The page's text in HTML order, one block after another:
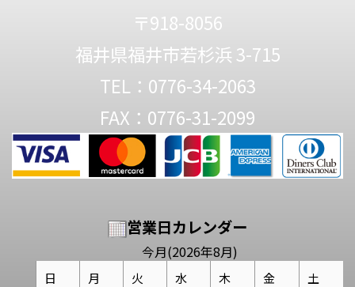
〒918-8056
福井県福井市若杉浜 3-715
TEL：0776-34-2063
FAX：0776-31-2099
営業日カレンダー
今月(2026年8月)
日 月 火 水 木 金 土